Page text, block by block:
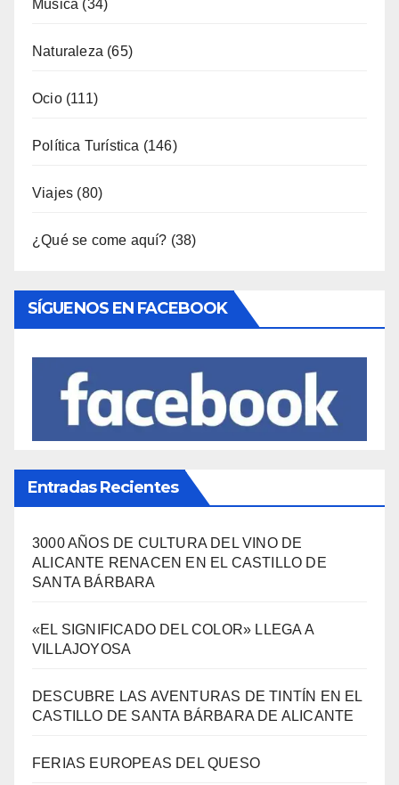
Música (34)
Naturaleza (65)
Ocio(111)
Política Turística (146)
Viajes (80)
¿Qué se come aquí? (38)
SÍGUENOS EN FACEBOOK
Entradas Recientes
3000 AÑOS DE CULTURA DEL VINO DE
ALICANTE RENACEN EN EL CASTILLO DE
SANTA BÁRBARA
«EL SIGNIFICADO DEL COLOR» LLEGA A
VILLAJOYOSA
DESCUBRE LAS AVENTURAS DE TINTÍN EN EL
CASTILLO DE SANTA BÁRBARA DE ALICANTE
FERIAS EUROPEAS DEL QUESO